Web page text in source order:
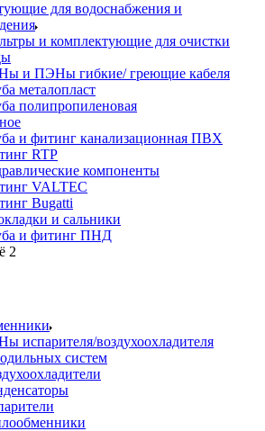
для водоснабжения и
и комплектующие для очистки
и ПЭНы гибкие/ греющие кабеля
металопласт
полипропиленовая
и фитинг канализационная ПВХ
RTP
компоненты
VALTEC
Bugatti
и сальники
и фитинг ПНД
2
испарителя/воздухоохладителя
систем